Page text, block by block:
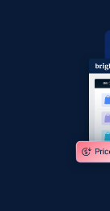
Amazon
products
Title,
price,
2.1K+